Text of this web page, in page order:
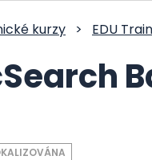
kurzy > EDU